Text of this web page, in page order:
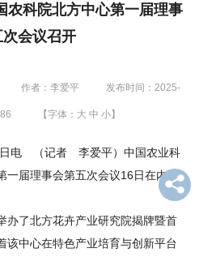
新
人
才
伍
农科院北方中心第一届理事
会议召开
作者：李爱平 发布时间：2025-
【字体： 大 中 小】
日电 （记者 李爱平）中国农业科
一届理事会第五次会议16日在内蒙
办了北方花卉产业研究院揭牌暨首
该中心在特色产业培育与创新平台